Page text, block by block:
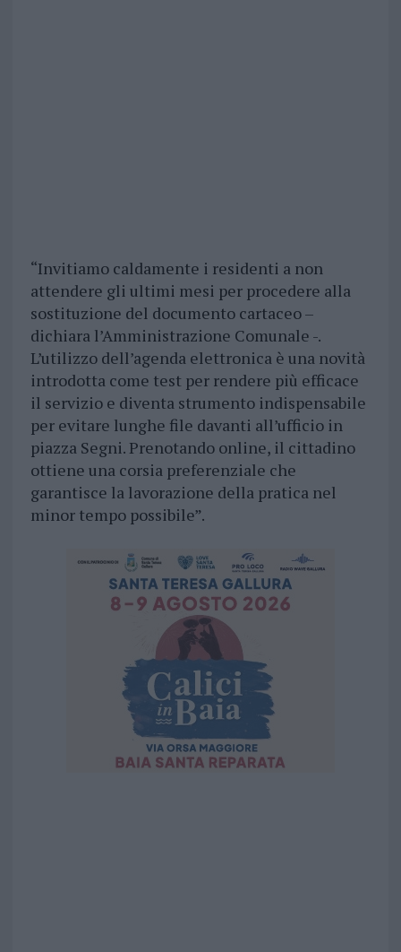
“Invitiamo caldamente i residenti a non
attendere gli ultimi mesi per procedere alla
sostituzione del documento cartaceo –
dichiara l’Amministrazione Comunale -.
L’utilizzo dell’agenda elettronica è una novità
introdotta come test per rendere più efficace
il servizio e diventa strumento indispensabile
per evitare lunghe file davanti all’ufficio in
piazza Segni. Prenotando online, il cittadino
ottiene una corsia preferenziale che
garantisce la lavorazione della pratica nel
minor tempo possibile”.